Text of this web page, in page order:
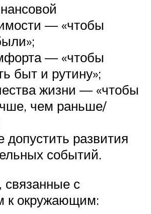
— «чтобы
— «чтобы
быт и рутину»;
жизни — «чтобы
чем раньше/
допустить развития
событий.
с
к окружающим: